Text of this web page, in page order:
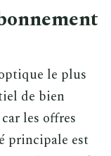
le plus
de bien
les offres
principale est